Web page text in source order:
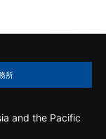
所
and the Pacific